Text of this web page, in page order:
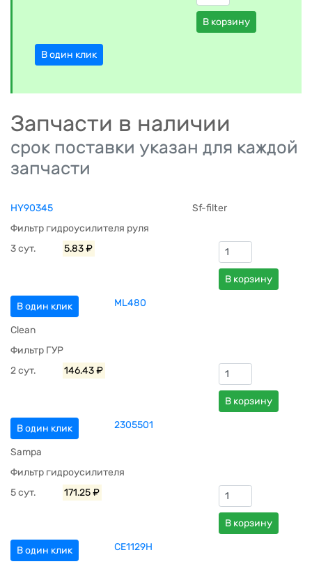
В корзину
В один клик
Запчасти в наличии
срок поставки указан для каждой
запчасти
HY90345
Sf-filter
Фильтр гидроусилителя руля
3 сут.
5.83 ₽
В корзину
В один клик ML480
Clean
Фильтр ГУР
2 сут.
146.43 ₽
В корзину
В один клик 2305501
Sampa
Фильтр гидроусилителя
5 сут.
171.25 ₽
В корзину
В один клик CE1129H